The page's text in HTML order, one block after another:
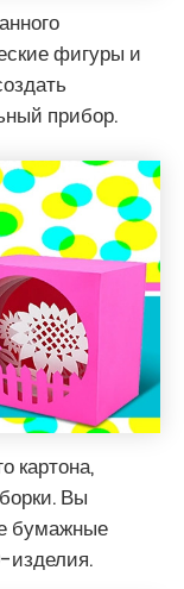
фигуры и
прибор.
картона,
Вы
бумажные
изделия.